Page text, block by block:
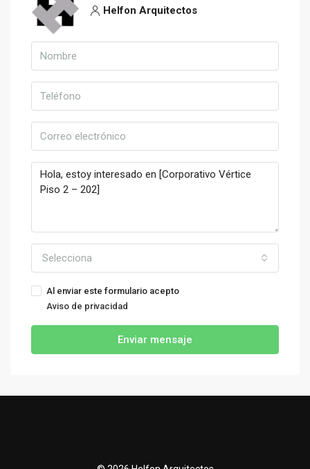
Helfon Arquitectos
Selecciona
Al enviar este formulario acepto
Aviso de privacidad
Enviar mensaje